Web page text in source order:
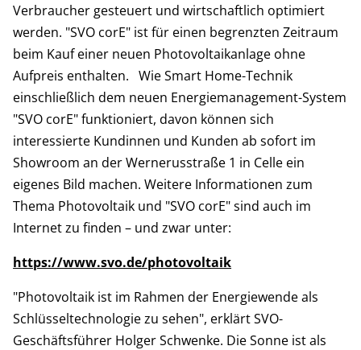
Verbraucher gesteuert und wirtschaftlich optimiert
werden. "SVO corE" ist für einen begrenzten Zeitraum
beim Kauf einer neuen Photovoltaikanlage ohne
Aufpreis enthalten. Wie Smart Home-Technik
einschließlich dem neuen Energiemanagement-System
"SVO corE" funktioniert, davon können sich
interessierte Kundinnen und Kunden ab sofort im
Showroom an der Wernerusstraße 1 in Celle ein
eigenes Bild machen. Weitere Informationen zum
Thema Photovoltaik und "SVO corE" sind auch im
Internet zu finden – und zwar unter:
https://www.svo.de/photovoltaik
"Photovoltaik ist im Rahmen der Energiewende als
Schlüsseltechnologie zu sehen", erklärt SVO-
Geschäftsführer Holger Schwenke. Die Sonne ist als